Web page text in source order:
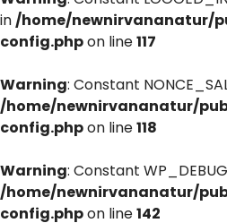
in/home/newnirvananatur/
config.phpon line117
Warning: Constant
/home/newnirvananatur/
config.phpon line118
Warning: Constant
/home/newnirvananatur/
config.phpon line142